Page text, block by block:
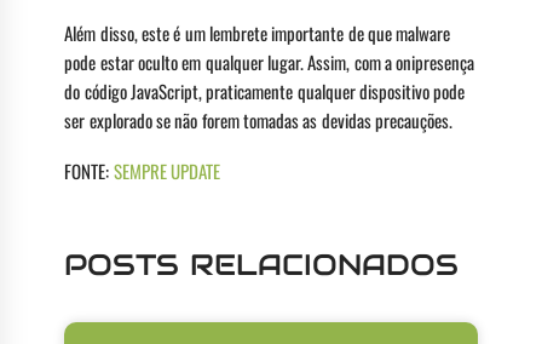
Além disso, este é um lembrete importante de que malware
pode estar oculto em qualquer lugar. Assim, com a onipresença
do código JavaScript, praticamente qualquer dispositivo pode
ser explorado se não forem tomadas as devidas precauções.
FONTE:SEMPRE UPDATE
POSTS RELACIONADOS